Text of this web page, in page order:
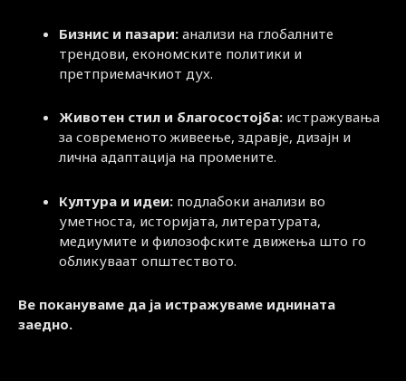
Бизнис и пазари: анализи на глобалните
трендови, економските политики и
претприемачкиот дух.
Животен стил и благосостојба: истражувања
за современото живеење, здравје, дизајн и
лична адаптација на промените.
Култура и идеи: подлабоки анализи во
уметноста, историјата, литературата,
медиумите и филозофските движења што го
обликуваат општеството.
Ве покануваме да ја истражуваме иднината
заедно.